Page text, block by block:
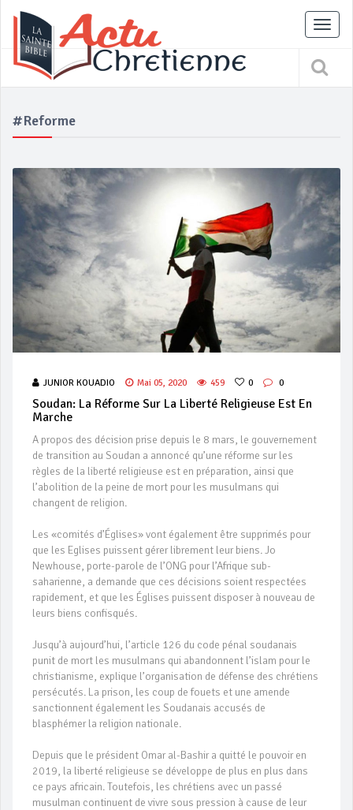
#reforme
JUNIOR KOUADIO Mai 05, 2020 459 0 0
Soudan: La Réforme Sur La Liberté Religieuse Est En
Marche
A propos des décision prise depuis le 8 mars, le gouvernement
de transition au Soudan a annoncé qu’une réforme sur les
règles de la liberté religieuse est en préparation, ainsi que
l’abolition de la peine de mort pour les musulmans qui
changent de religion.
Les «comités d’Églises» vont également être supprimés pour
que les Eglises puissent gérer librement leur biens. Jo
Newhouse, porte-parole de l’ONG pour l’Afrique sub-
saharienne, a demande que ces décisions soient respectées
rapidement, et que les Églises puissent disposer à nouveau de
leurs biens confisqués.
Jusqu’à aujourd’hui, l’article 126 du code pénal soudanais
punit de mort les musulmans qui abandonnent l’islam pour le
christianisme, explique l’organisation de défense des chrétiens
persécutés. La prison, les coup de fouets et une amende
sanctionnent également les Soudanais accusés de
blasphémer la religion nationale.
Depuis que le président Omar al-Bashir a quitté le pouvoir en
2019, la liberté religieuse se développe de plus en plus dans
ce pays africain. Toutefois, les chrétiens avec un passé
musulman continuent de vivre sous pression à cause de leur